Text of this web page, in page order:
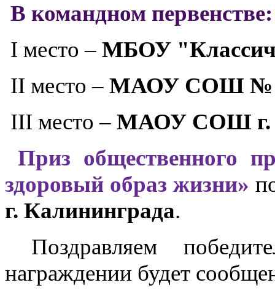
В командном первенстве:
I место – МБОУ
II место – МАОУ СОШ № 6
III место – МАОУ СОШ г.
Приз общественного
здоровый образ жизни»
г. Калининграда.
Поздравляем
награждении будет